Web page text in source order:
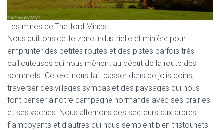
Les mines de Thetford Mines
Nous quittons cette zone industrielle et minière pour
emprunter des petites routes et des pistes parfois très
caillouteuses qui nous mènent au début de la route des
sommets. Celle-ci nous fait passer dans de jolis coins,
traverser des villages sympas et des paysages qui nous
font penser à notre campagne normande avec ses prairies
et ses vaches. Nous alternons des secteurs aux arbres
flamboyants et d’autres qui nous semblent bien tristounets